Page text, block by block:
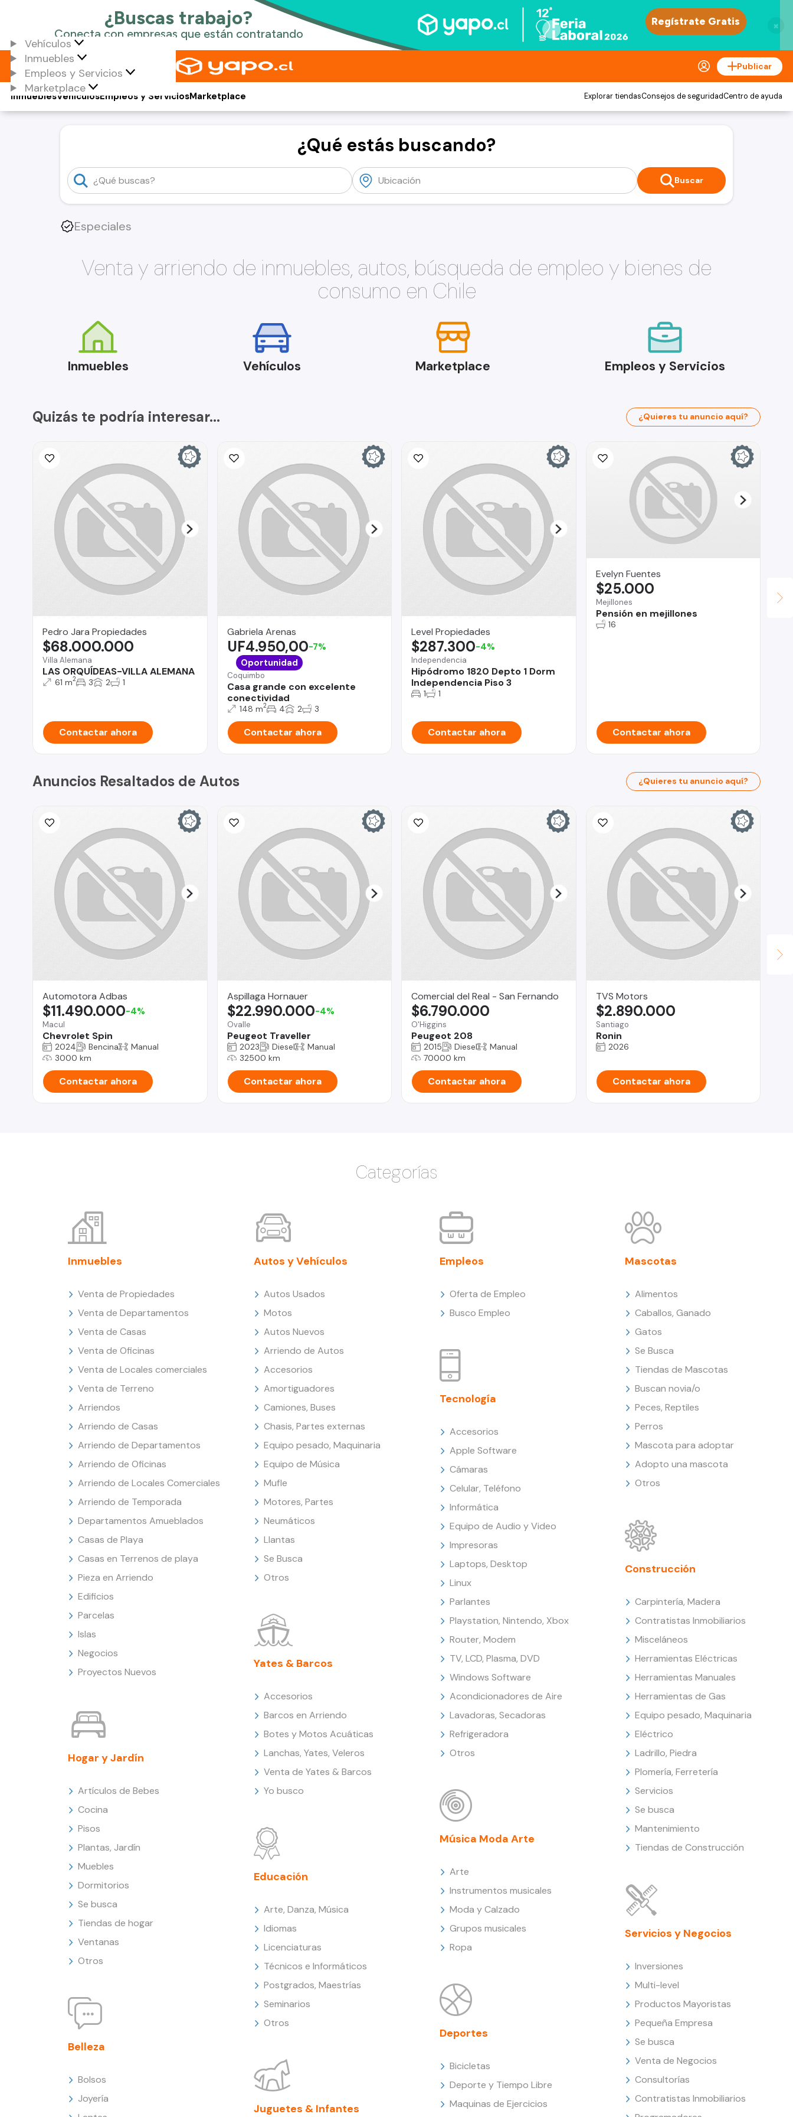
×
Vehículos
Inmuebles
Empleos y Servicios
Marketplace
Publicar
Vehículos
Inmuebles Empleos y ServiciosMarketplace Explorar tiendasConsejos de seguridadCentro de ayuda
¿Qué estás buscando?
Buscar
Especiales
Venta y arriendo de inmuebles, autos, búsqueda de empleo y bienes de
consumo en Chile
Inmuebles Vehículos Marketplace Empleos y Servicios
Quizás te podría interesar... ¿Quieres tu anuncio aquí?
Pedro Jara Propiedades
Villa Alemana
LAS ORQUÍDEAS-VILLA ALEMANA
$68.000.000
61 m2 3 2 1
Contactar ahora
Gabriela Arenas
Coquimbo
Casa grande con excelente
conectividad
UF4.950,00-7%
Oportunidad
148 m2 4 2 3
Contactar ahora
Level Propiedades
Independencia
Hipódromo 1820 Depto 1 Dorm
Independencia Piso 3
$287.300-4%
1 1
Contactar ahora
Evelyn Fuentes
Mejillones
Pensión en mejillones
$25.000
16
Contactar ahora
Anuncios Resaltados de Autos ¿Quieres tu anuncio aquí?
Automotora Adbas
Macul
Chevrolet Spin
$11.490.000-4%
2024 Bencina
Manual
3000 km
Contactar ahora
Aspillaga Hornauer
Ovalle
Peugeot Traveller
$22.990.000-4%
2023 Diesel
Manual
32500 km
Contactar ahora
Comercial del Real - San Fernando
O'Higgins
Peugeot 208
$6.790.000
2015 Diesel
Manual
70000 km
Contactar ahora
TVS Motors
Santiago
Ronin
$2.890.000
2026
Contactar ahora
Categorías
Inmuebles
Venta de Propiedades
Venta de Departamentos
Venta de Casas
Venta de Oficinas
Venta de Locales comerciales
Venta de Terreno
Arriendos
Arriendo de Casas
Arriendo de Departamentos
Arriendo de Oficinas
Arriendo de Locales Comerciales
Arriendo de Temporada
Departamentos Amueblados
Casas de Playa
Casas en Terrenos de playa
Pieza en Arriendo
Edificios
Parcelas
Islas
Negocios
Proyectos Nuevos
Hogar y Jardín
Artículos de Bebes
Cocina
Pisos
Plantas, Jardín
Muebles
Dormitorios
Se busca
Tiendas de hogar
Ventanas
Otros
Belleza
Bolsos
Joyería
Autos y Vehículos
Autos Usados
Motos
Autos Nuevos
Arriendo de Autos
Accesorios
Amortiguadores
Camiones, Buses
Chasis, Partes externas
Equipo pesado, Maquinaria
Equipo de Música
Mufle
Motores, Partes
Neumáticos
Llantas
Se Busca
Otros
Yates & Barcos
Accesorios
Barcos en Arriendo
Botes y Motos Acuáticas
Lanchas, Yates, Veleros
Venta de Yates & Barcos
Yo busco
Educación
Arte, Danza, Música
Idiomas
Licenciaturas
Técnicos e Informáticos
Postgrados, Maestrías
Seminarios
Otros
Juguetes & Infantes
Empleos
Oferta de Empleo
Busco Empleo
Tecnología
Accesorios
Apple Software
Cámaras
Celular, Teléfono
Informática
Equipo de Audio y Video
Impresoras
Laptops, Desktop
Linux
Parlantes
Playstation, Nintendo, Xbox
Router, Modem
TV, LCD, Plasma, DVD
Windows Software
Acondicionadores de Aire
Lavadoras, Secadoras
Refrigeradora
Otros
Música Moda Arte
Arte
Instrumentos musicales
Moda y Calzado
Grupos musicales
Ropa
Deportes
Bicicletas
Deporte y Tiempo Libre
Maquinas de Ejercicios
Mascotas
Alimentos
Caballos, Ganado
Gatos
Se Busca
Tiendas de Mascotas
Buscan novia/o
Peces, Reptiles
Perros
Mascota para adoptar
Adopto una mascota
Otros
Construcción
Carpintería, Madera
Contratistas Inmobiliarios
Misceláneos
Herramientas Eléctricas
Herramientas Manuales
Herramientas de Gas
Equipo pesado, Maquinaria
Eléctrico
Ladrillo, Piedra
Plomería, Ferretería
Servicios
Se busca
Mantenimiento
Tiendas de Construcción
Servicios y Negocios
Inversiones
Multi-level
Productos Mayoristas
Pequeña Empresa
Se busca
Venta de Negocios
Consultorías
Contratistas Inmobiliarios